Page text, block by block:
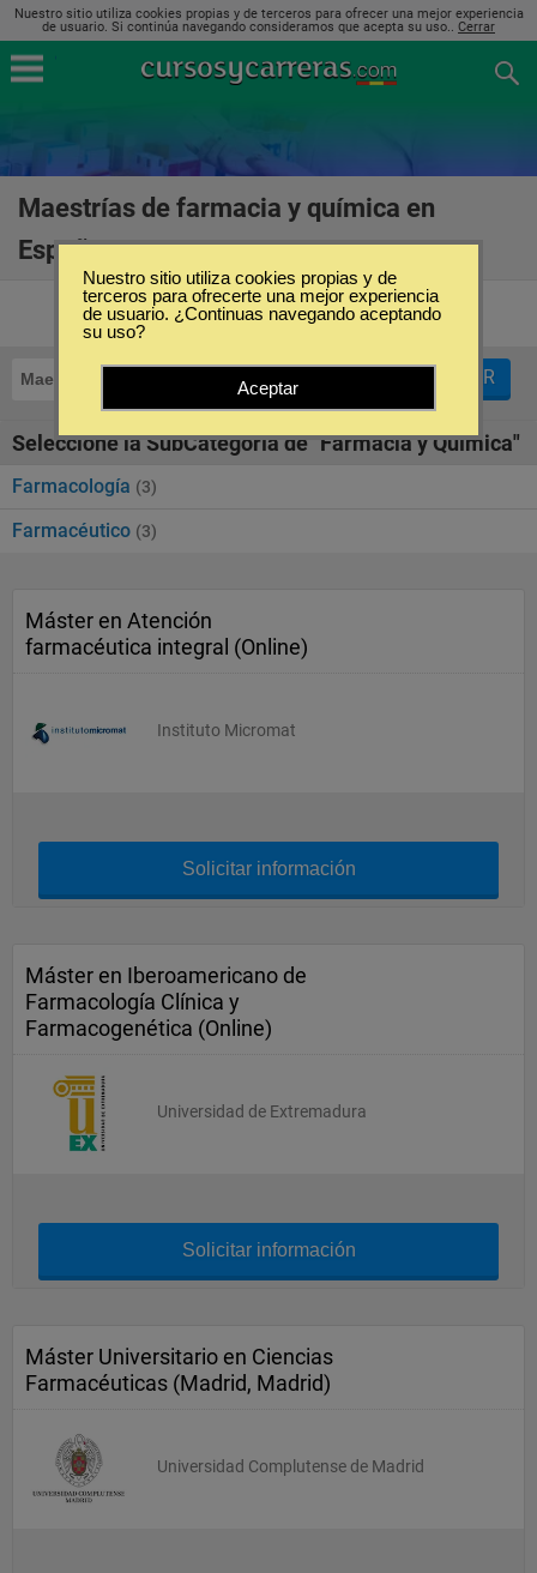
Nuestro sitio utiliza cookies propias y de terceros para ofrecer una mejor experiencia
de usuario. Si continúa navegando consideramos que acepta su uso.. Cerrar
Maestrías de farmacia y química en
España
Maestrías Farmacia y Química FILTRAR
Seleccione la SubCategoría de "Farmacia y Química"
Farmacología (3)
Farmacéutico (3)
Máster en Atención
farmacéutica integral (Online)
Instituto Micromat
Solicitar información
Máster en Iberoamericano de
Farmacología Clínica y
Farmacogenética (Online)
Universidad de Extremadura
Solicitar información
Máster Universitario en Ciencias
Farmacéuticas (Madrid, Madrid)
Universidad Complutense de Madrid
Nuestro sitio utiliza cookies propias y de
terceros para ofrecerte una mejor experiencia
de usuario. ¿Continuas navegando aceptando
su uso?
Aceptar